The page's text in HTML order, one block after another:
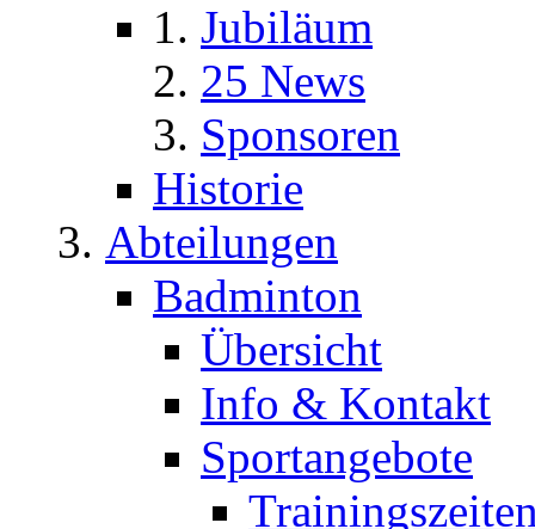
Jubiläum
25 News
Sponsoren
Historie
Abteilungen
Badminton
Übersicht
Info & Kontakt
Sportangebote